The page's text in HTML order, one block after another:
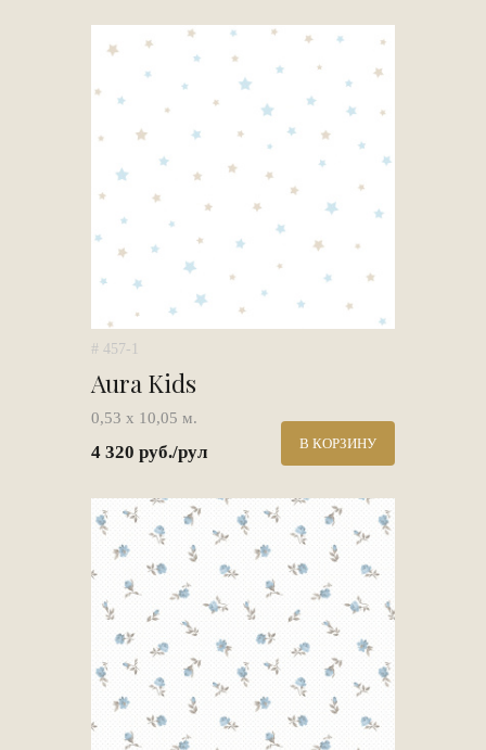
# 457-1
Aura Kids
0,53 х 10,05 м.
4 320 руб./рул В КОРЗИНУ